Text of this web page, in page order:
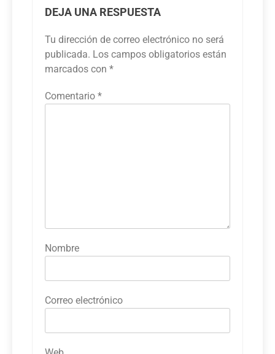
DEJA UNA RESPUESTA
Tu dirección de correo electrónico no será
publicada. Los campos obligatorios están
marcados con *
Comentario *
Nombre
Correo electrónico